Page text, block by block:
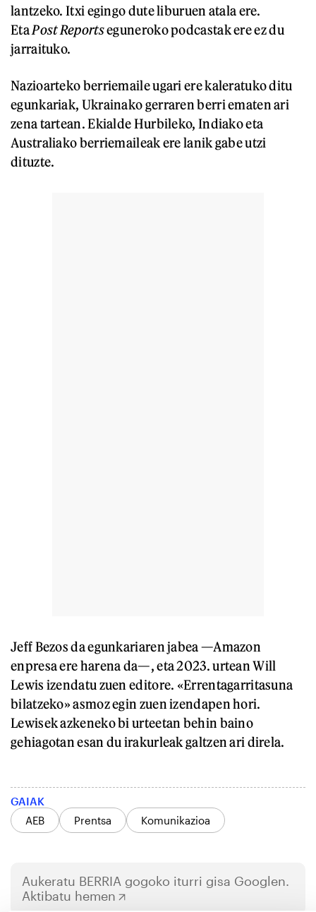
lantzeko. Itxi egingo dute liburuen atala ere.
EtaPost Reportseguneroko podcastak ere ez du
jarraituko.
Nazioarteko berriemaile ugari ere kaleratuko ditu
egunkariak, Ukrainako gerraren berri ematen ari
zena tartean. Ekialde Hurbileko, Indiako eta
Australiako berriemaileak ere lanik gabe utzi
dituzte.
Jeff Bezos da egunkariaren jabea —Amazon
enpresa ere harena da—, eta 2023. urtean Will
Lewis izendatu zuen editore. «Errentagarritasuna
bilatzeko» asmoz egin zuen izendapen hori.
Lewisek azkeneko bi urteetan behin baino
gehiagotan esan du irakurleak galtzen ari direla.
GAIAK
AEB
Prentsa Komunikazioa
Aukeratu BERRIA gogoko iturri gisa Googlen.
Aktibatu hemen